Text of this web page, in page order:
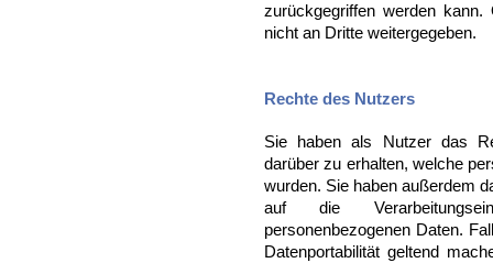
zurückgegriffen werden
nicht an Dritte weitergegeben.
Rechte des Nutzers
Sie haben als Nutzer das
darüber zu erhalten, welche
wurden. Sie haben außerdem
auf die
personenbezogenen Daten.
Datenportabilität geltend